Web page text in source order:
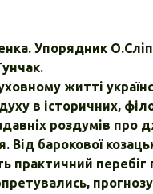
Упорядник
житті
в історичних,
роздумів
барокової
практичний